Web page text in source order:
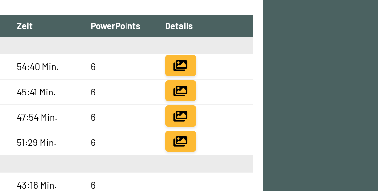
Zeit PowerPoints Details
54:40 Min. 6
45:41 Min. 6
47:54 Min. 6
51:29 Min. 6
43:16 Min. 6